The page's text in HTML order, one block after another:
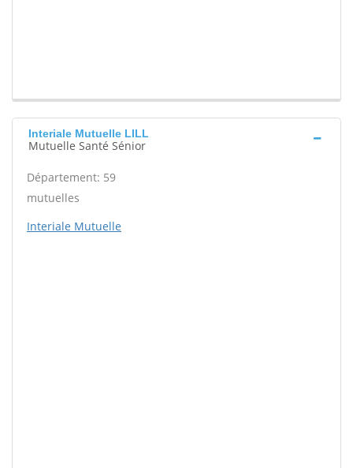
Interiale Mutuelle LILL
Mutuelle Santé Sénior
Département: 59
mutuelles
Interiale Mutuelle